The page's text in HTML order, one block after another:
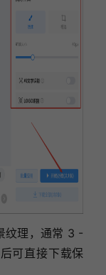
纹理，通常 3 -
可直接下载保